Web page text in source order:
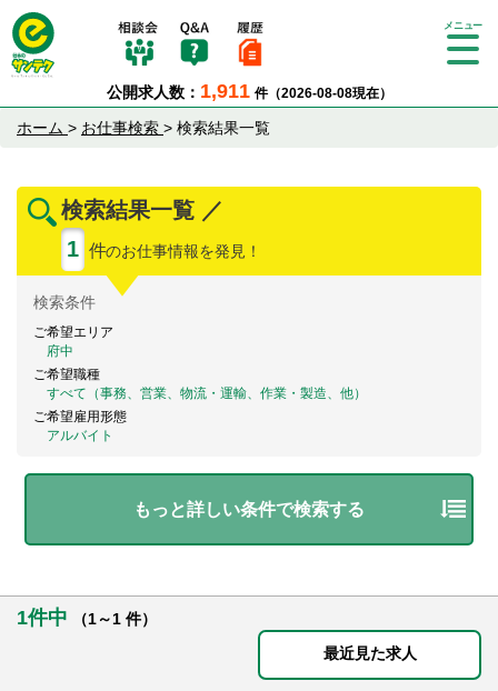
公開求人数： 1,911 件（2026-08-08現在）
Tog
ホーム > お仕事検索 > 検索結果一覧
検索結果一覧 ／
1 件のお仕事情報を発見！
検索条件
ご希望エリア
府中
ご希望職種
すべて（事務、営業、物流・運輸、作業・製造、他）
ご希望雇用形態
アルバイト
もっと詳しい条件で検索する
1件中
（1～1 件）
最近見た求人